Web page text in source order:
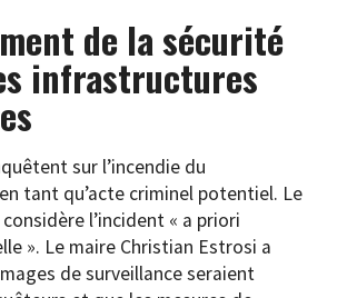
de la sécurité
infrastructures
sur l’incendie du
tant qu’acte criminel potentiel. Le
l’incident « a priori
». Le maire Christian Estrosi a
de surveillance seraient